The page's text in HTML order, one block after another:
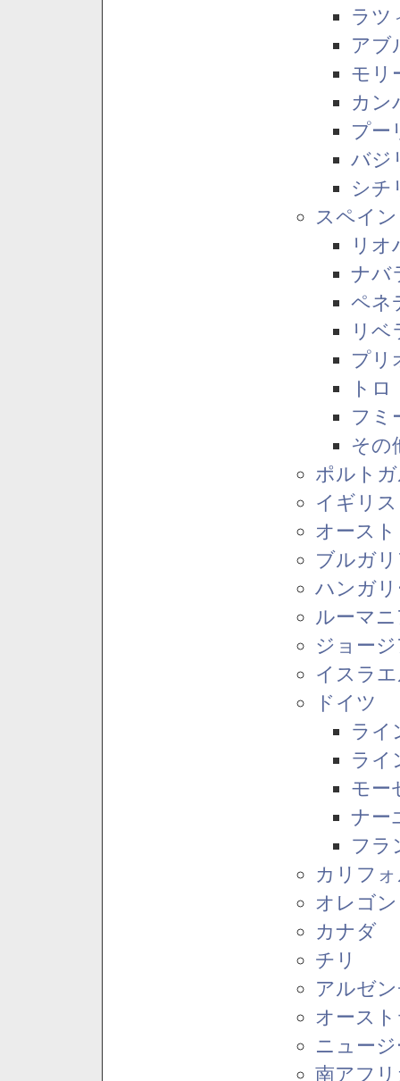
ラツ
アブ
モリ
カン
プー
バジ
シチ
スペイン
リオ
ナバ
ペネ
リベ
プリ
トロ
フミ
その
ポルト
イギリス
オース
ブルガ
ハンガ
ルーマ
ジョー
イスラ
ドイツ
ライ
ライ
モー
ナー
フラ
カリフ
オレゴ
カナダ
チリ
アルゼ
オース
ニュー
南アフ